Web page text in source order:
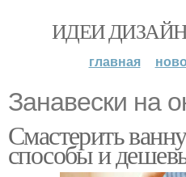
ИДЕИ
главная
Занавески на
Смастерить
способы и